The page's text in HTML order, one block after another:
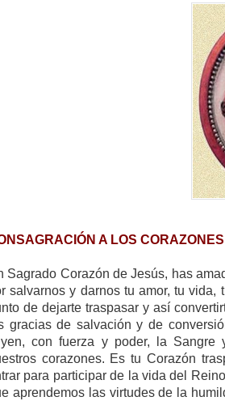
A LOS
Sagrado Corazón de Jesús, has
salvarnos y darnos tu amor, tu vida,
de dejarte traspasar y así
gracias de salvación y de
con fuerza y poder, la Sangre
corazones. Es tu Corazón
para participar de la vida del
aprendemos las virtudes de la